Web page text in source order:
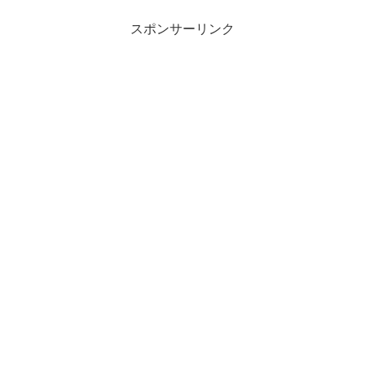
スポンサーリンク